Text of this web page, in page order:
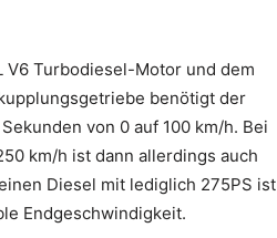
Turbodiesel-Motor und dem
benötigt der
von 0 auf 100 km/h. Bei
km/h ist dann allerdings auch
Diesel mit lediglich 275PS ist
Endgeschwindigkeit.